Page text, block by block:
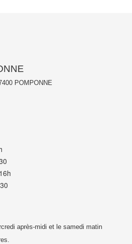
POMPONNE
après-midi et le samedi matin